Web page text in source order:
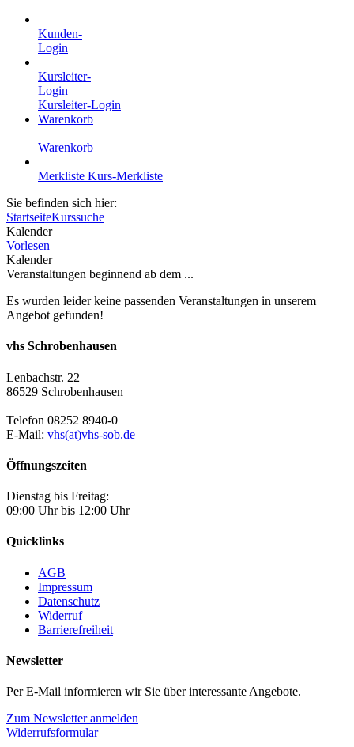
Kunden-
Login
Kursleiter-
Login
Kursleiter-Login
Warenkorb
Warenkorb
Merkliste Kurs-Merkliste
Sie befinden sich hier:
StartseiteKurssuche
Kalender
Vorlesen
Kalender
Veranstaltungen beginnend ab dem ...
Es wurden leider keine passenden Veranstaltungen in unserem
Angebot gefunden!
vhs Schrobenhausen
Lenbachstr. 22
86529 Schrobenhausen
Telefon 08252 8940-0
E-Mail: vhs(at)vhs-sob.de
Öffnungszeiten
Dienstag bis Freitag:
09:00 Uhr bis 12:00 Uhr
Quicklinks
AGB
Impressum
Datenschutz
Widerruf
Barrierefreiheit
Newsletter
Per E-Mail informieren wir Sie über interessante Angebote.
Zum Newsletter anmelden
Widerrufsformular